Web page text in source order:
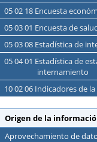
05 02 18 Encuesta
05 03 01 Encuesta de
05 03 08 Estadística de
05 04 01 Estadística de establecimientos sanitarios en régimen de
internamiento
10 02 06 Indicadores de
Origen de la
Aprovechamiento de